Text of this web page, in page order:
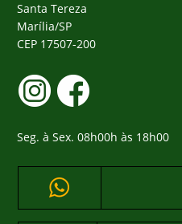
Santa Tereza
Marília/SP
CEP 17507-200
Seg. à Sex. 08h00h às 18h00